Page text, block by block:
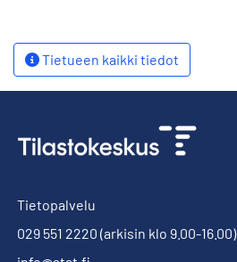
Tietueen kaikki tiedot
Tietopalvelu
029 551 2220 (arkisin klo 9.00-16.00)